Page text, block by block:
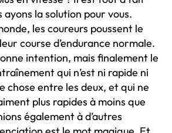
ayons la solution pour vous.
les coureurs poussent le
course d’endurance normale.
intention, mais finalement le
qui n’est ni rapide ni
chose entre les deux, et qui ne
plus rapides à moins que
également à d’autres